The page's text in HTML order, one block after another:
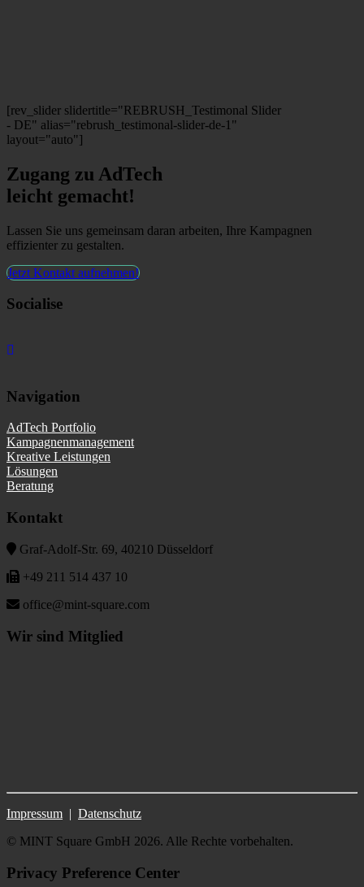
[rev_slider slidertitle="REBRUSH_Testimonal Slider
- DE" alias="rebrush_testimonal-slider-de-1"
layout="auto"]
Zugang zu AdTech
leicht gemacht!
Lassen Sie uns gemeinsam daran arbeiten, Ihre Kampagnen
effizienter zu gestalten.
Jetzt Kontakt aufnehmen!
Socialise
Navigation
AdTech Portfolio
Kampagnenmanagement
Kreative Leistungen
Lösungen
Beratung
Kontakt
Graf-Adolf-Str. 69, 40210 Düsseldorf
+49 211 514 437 10
office@mint-square.com
Wir sind Mitglied
Impressum | Datenschutz
© MINT Square GmbH 2026. Alle Rechte vorbehalten.
Privacy Preference Center